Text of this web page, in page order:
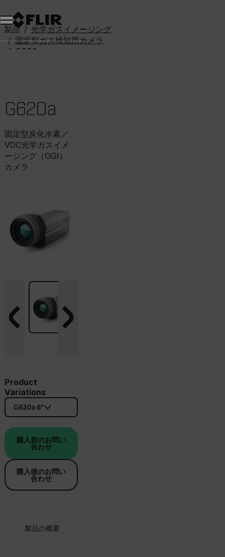
製品
光学ガスイメージング
固定型ガス検知用カメラ
G620a
G620a
固定型炭化水素／
VOC光学ガスイメ
ージング（OGI）
カメラ
Product
Variations
G620a 6°
購入前のお問い
合わせ
購入後のお問い
合わせ
製品の概要